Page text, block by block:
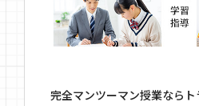
完全マンツーマン授業なら